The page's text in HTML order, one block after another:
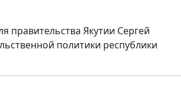
правительства Якутии Сергей
политики республики